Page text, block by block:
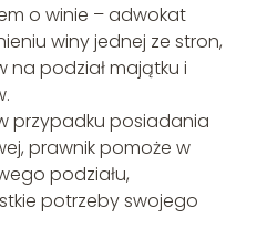
o winie – adwokat
winy jednej ze stron,
na podział majątku i
przypadku posiadania
prawnik pomoże w
podziału,
potrzeby swojego